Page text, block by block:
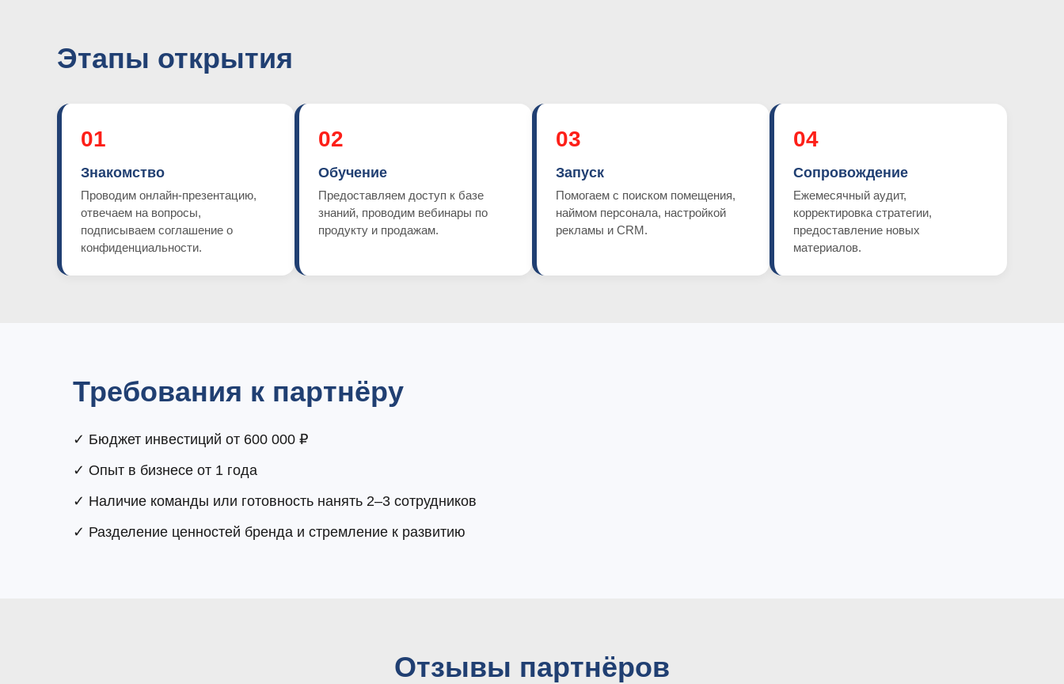
Этапы открытия
01
Знакомство
Проводим онлайн-презентацию,
отвечаем на вопросы,
подписываем соглашение о
конфиденциальности.
02
Обучение
Предоставляем доступ к базе
знаний, проводим вебинары по
продукту и продажам.
03
Запуск
Помогаем с поиском помещения,
наймом персонала, настройкой
рекламы и CRM.
04
Сопровождение
Ежемесячный аудит,
корректировка стратегии,
предоставление новых
материалов.
Требования к партнёру
✓ Бюджет инвестиций от 600 000 ₽
✓ Опыт в бизнесе от 1 года
✓ Наличие команды или готовность нанять 2–3 сотрудников
✓ Разделение ценностей бренда и стремление к развитию
Отзывы партнёров